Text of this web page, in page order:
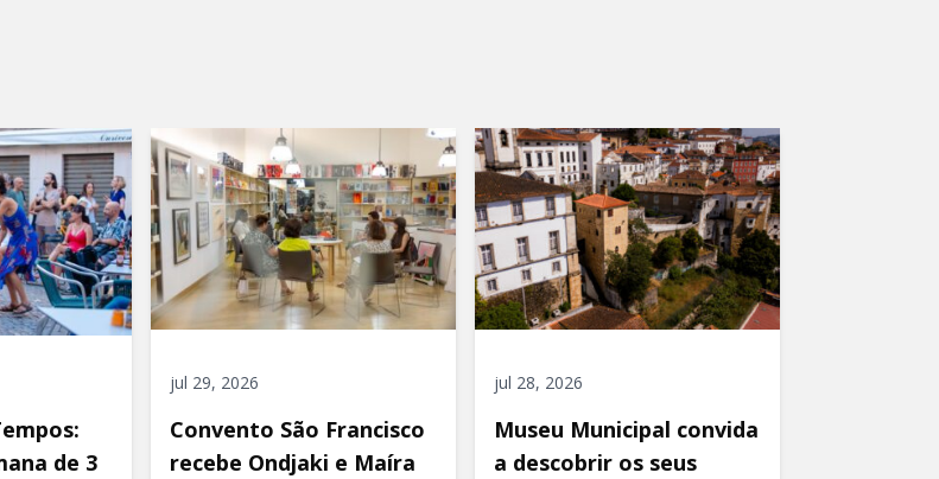
de 3
jul 29, 2026
Convento São Francisco
recebe Ondjaki e Maíra
jul 28, 2026
Museu Municipal convida
a descobrir os seus